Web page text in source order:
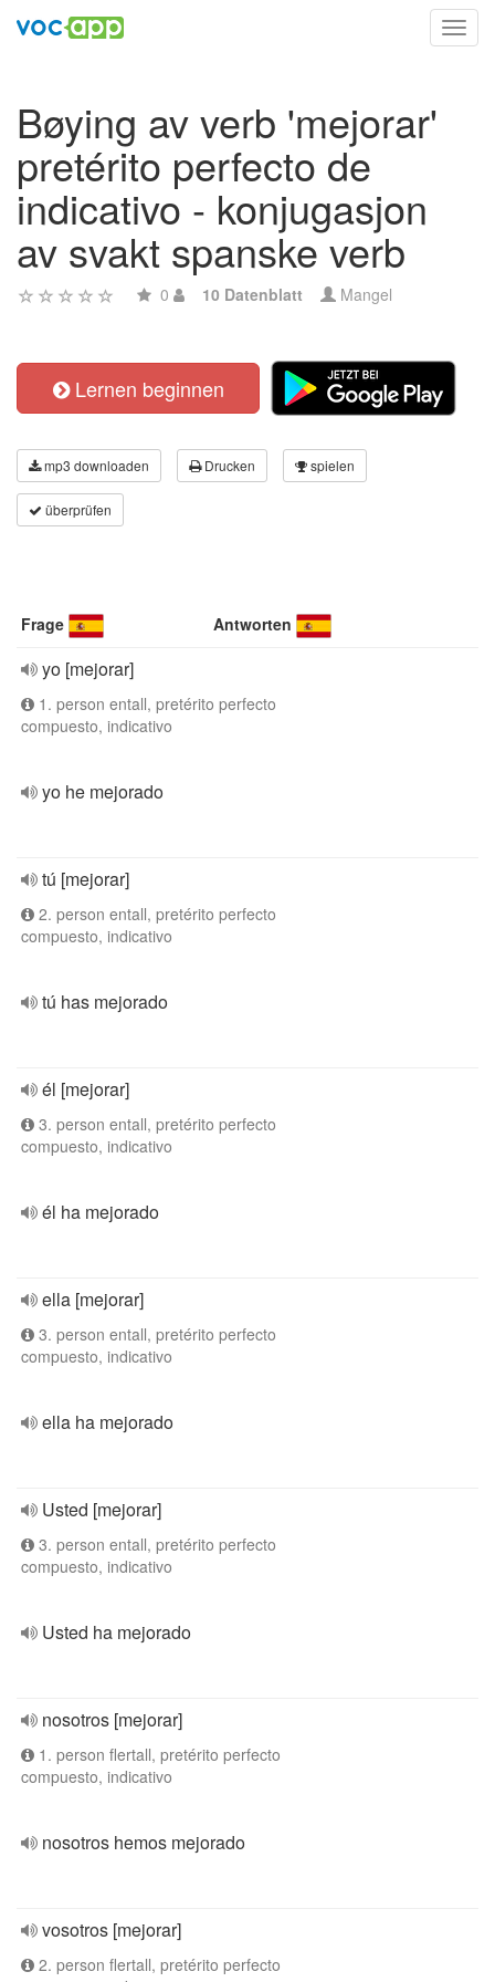
Bøying av verb 'mejorar'
pretérito perfecto de
indicativo - konjugasjon
av svakt spanske verb
0 10 Datenblatt Mangel
Lernen beginnen
mp3 downloaden Drucken spielen
überprüfen
Frage Antworten
yo [mejorar]
1. person entall, pretérito perfecto
compuesto, indicativo
yo he mejorado
tú [mejorar]
2. person entall, pretérito perfecto
compuesto, indicativo
tú has mejorado
él [mejorar]
3. person entall, pretérito perfecto
compuesto, indicativo
él ha mejorado
ella [mejorar]
3. person entall, pretérito perfecto
compuesto, indicativo
ella ha mejorado
Usted [mejorar]
3. person entall, pretérito perfecto
compuesto, indicativo
Usted ha mejorado
nosotros [mejorar]
1. person flertall, pretérito perfecto
compuesto, indicativo
nosotros hemos mejorado
vosotros [mejorar]
2. person flertall, pretérito perfecto